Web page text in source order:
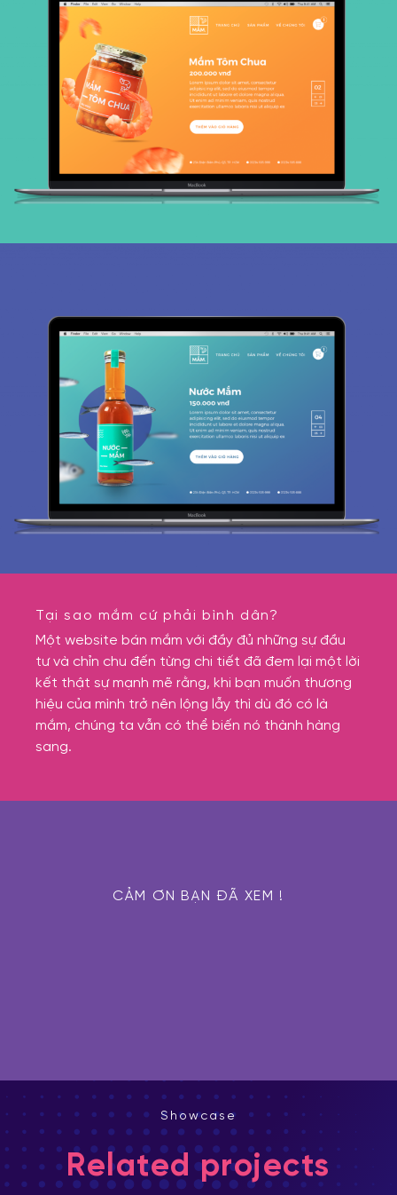
Tại sao mắm cứ phải bình dân?
Một website bán mắm với đầy đủ những sự đầu
tư và chỉn chu đến từng chi tiết đã đem lại một lời
kết thật sự mạnh mẽ rằng, khi bạn muốn thương
hiệu của mình trở nên lộng lẫy thì dù đó có là
mắm, chúng ta vẫn có thể biến nó thành hàng
sang.
CẢM ƠN BẠN ĐÃ XEM !
Showcase
Related projects